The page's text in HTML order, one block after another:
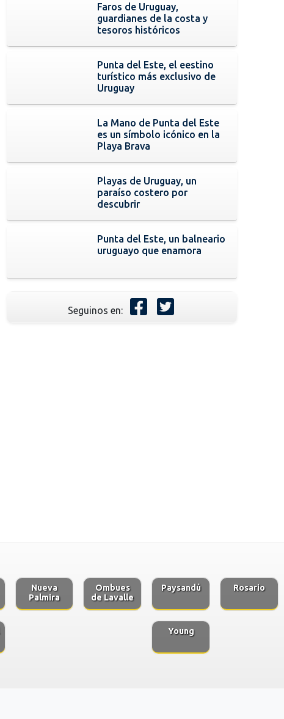
Faros de Uruguay,
guardianes de la costa y
tesoros históricos
Punta del Este, el eestino
turístico más exclusivo de
Uruguay
La Mano de Punta del Este
es un símbolo icónico en la
Playa Brava
Playas de Uruguay, un
paraíso costero por
descubrir
Punta del Este, un balneario
uruguayo que enamora
Seguinos en:
Nueva
Palmira
Ombues
de Lavalle
Paysandú Rosario
Young